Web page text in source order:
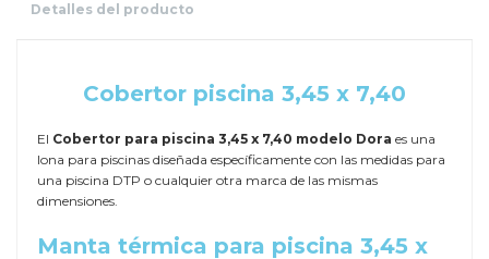
Detalles del producto
Cobertor piscina 3,45 x 7,40
El Cobertor para piscina 3,45 x 7,40 modelo Dora es una
lona para piscinas diseñada específicamente con las medidas para
una piscina DTP o cualquier otra marca de las mismas
dimensiones.
Manta térmica para piscina 3,45 x